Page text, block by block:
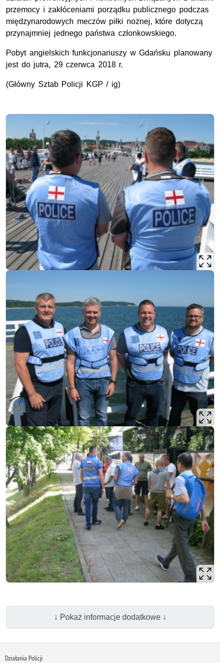
przemocy i zakłóceniami porządku publicznego podczas
międzynarodowych meczów piłki nożnej, które dotyczą
przynajmniej jednego państwa członkowskiego.
Pobyt angielskich funkcjonariuszy w Gdańsku planowany
jest do jutra, 29 czerwca 2018 r.
(Główny Sztab Policji KGP / ig)
↓ Pokaż informacje dodatkowe ↓
Działania Policji